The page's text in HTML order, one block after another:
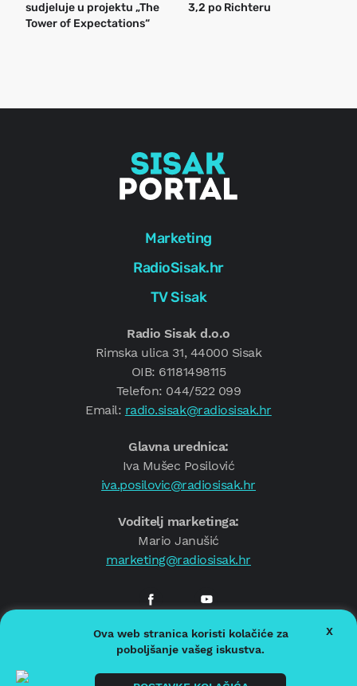
sudjeluje u projektu „The
Tower of Expectations“
3,2 po Richteru
Marketing
RadioSisak.hr
TV Sisak
Radio Sisak d.o.o
Rimska ulica 31, 44000 Sisak
OIB: 61181498115
Telefon: 044/522 099
Email: radio.sisak@radiosisak.hr
Glavna urednica:
Iva Mušec Posilović
iva.posilovic@radiosisak.hr
Voditelj marketinga:
Mario Janušić
marketing@radiosisak.hr
© 2026.Radio Sisak
Politika privatnosti
Politika kolačića
Ova web stranica koristi kolačiće za
poboljšanje vašeg iskustva.
X